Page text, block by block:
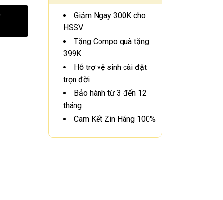
Giảm Ngay 300K cho
HSSV
Tặng Compo quà tặng
399K
Hỗ trợ vệ sinh cài đặt
trọn đời
Bảo hành từ 3 đến 12
tháng
Cam Kết Zin Hãng 100%